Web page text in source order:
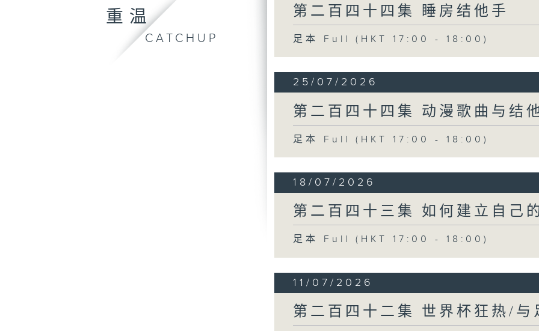
重温
CATCHUP
第二百四十四集 睡房结他手
足本 Full (HKT 17:00 - 18:00)
25/07/2026
第二百四十四集 动漫歌曲与结
足本 Full (HKT 17:00 - 18:00)
18/07/2026
第二百四十三集 如何建立自己
足本 Full (HKT 17:00 - 18:00)
11/07/2026
第二百四十二集 世界杯狂热/与